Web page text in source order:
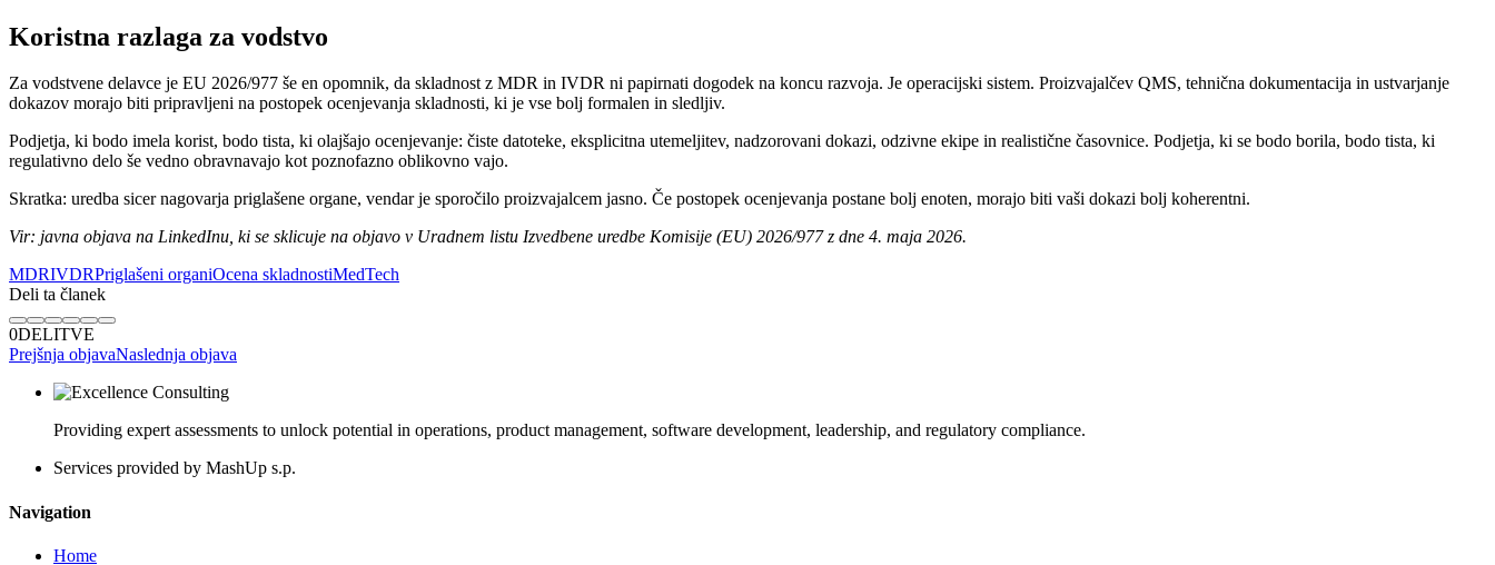
Koristna razlaga za vodstvo
Za vodstvene delavce je EU 2026/977 še en opomnik, da skladnost z MDR in IVDR ni papirnati dogodek na koncu razvoja. Je operacijski sistem. Proizvajalčev QMS, tehnična dokumentacija in ustvarjanje
dokazov morajo biti pripravljeni na postopek ocenjevanja skladnosti, ki je vse bolj formalen in sledljiv.
Podjetja, ki bodo imela korist, bodo tista, ki olajšajo ocenjevanje: čiste datoteke, eksplicitna utemeljitev, nadzorovani dokazi, odzivne ekipe in realistične časovnice. Podjetja, ki se bodo borila, bodo tista, ki
regulativno delo še vedno obravnavajo kot poznofazno oblikovno vajo.
Skratka: uredba sicer nagovarja priglašene organe, vendar je sporočilo proizvajalcem jasno. Če postopek ocenjevanja postane bolj enoten, morajo biti vaši dokazi bolj koherentni.
Vir: javna objava na LinkedInu, ki se sklicuje na objavo v Uradnem listu Izvedbene uredbe Komisije (EU) 2026/977 z dne 4. maja 2026.
MDRIVDRPriglašeni organiOcena skladnostiMedTech
Deli ta članek
0DELITVE
Prejšnja objavaNaslednja objava
Providing expert assessments to unlock potential in operations, product management, software development, leadership, and regulatory compliance.
Services provided by MashUp s.p.
Navigation
Home